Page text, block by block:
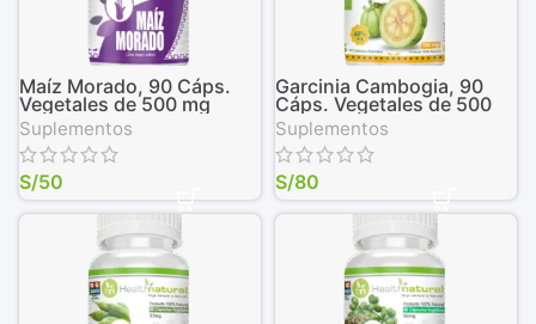
Maíz Morado, 90 Cáps.
Vegetales de 500 mg
Suplementos
S/50
Garcinia Cambogia, 90
Cáps. Vegetales de 500
mg
Suplementos
S/80